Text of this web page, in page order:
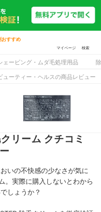
おすすめ
マイページ 検索
ェービング・ムダ毛処理用品
ューティー・ヘルスの商品レビュー
リーム クチコミ
いの不快感の少なさが気に
。実際に購入しないとわから
しょうか？